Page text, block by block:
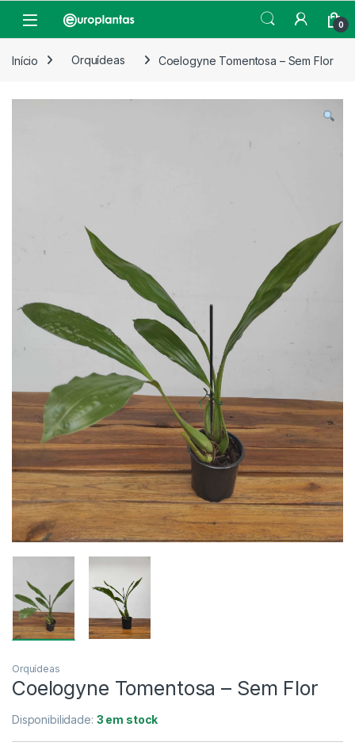
Open 0
Início Orquídeas Coelogyne Tomentosa – Sem Flor
Orquídeas
Coelogyne Tomentosa – Sem Flor
Disponibilidade: 3 em stock